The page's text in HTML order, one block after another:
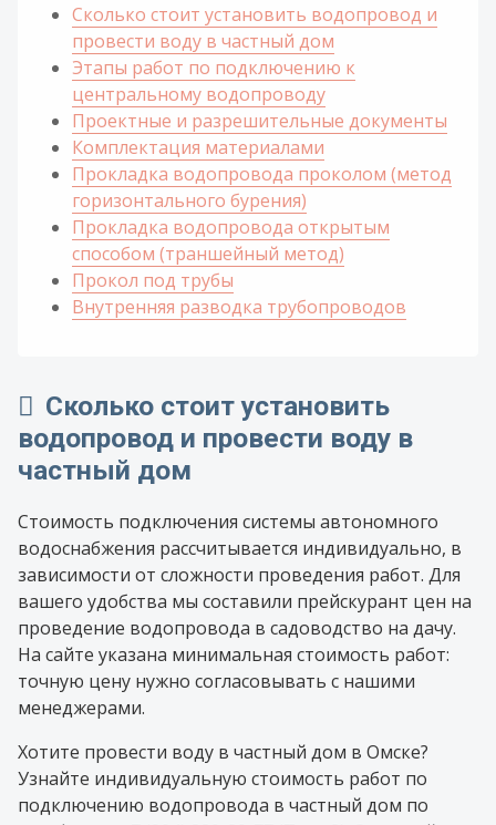
Сколько стоит установить водопровод и
провести воду в частный дом
Этапы работ по подключению к
центральному водопроводу
Проектные и разрешительные документы
Комплектация материалами
Прокладка водопровода проколом (метод
горизонтального бурения)
Прокладка водопровода открытым
способом (траншейный метод)
Прокол под трубы
Внутренняя разводка трубопроводов
Сколько стоит установить
водопровод и провести воду в
частный дом
Стоимость подключения системы автономного
водоснабжения рассчитывается индивидуально, в
зависимости от сложности проведения работ. Для
вашего удобства мы составили прейскурант цен на
проведение водопровода в садоводство на дачу.
На сайте указана минимальная стоимость работ:
точную цену нужно согласовывать с нашими
менеджерами.
Хотите провести воду в частный дом в Омске?
Узнайте индивидуальную стоимость работ по
подключению водопровода в частный дом по